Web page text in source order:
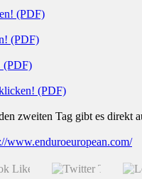
(PDF)
(PDF)
(PDF)
(PDF)
zweiten Tag gibt es direkt
www.enduroeuropean.com/